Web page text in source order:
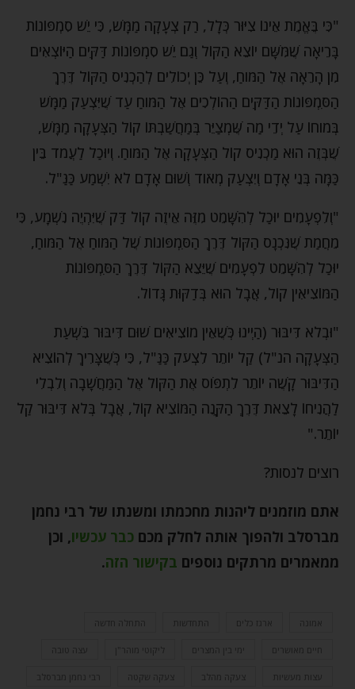
"כִּי בֶּאֱמֶת אֵינוֹ צִיּוּר כְּלָל, רַק צְעָקָה מַמָּשׁ, כִּי יֵשׁ סִמְפּוֹנוֹת
בָּרֵיאָה שֶׁמִּשָּׁם יוֹצֵא הַקּוֹל וְגַם יֵשׁ סִמְפּוֹנוֹת דַּקִּים הַיּוֹצְאִים
מִן הָרֵאָה אֶל הַמֹּוחַ, וְעַל כֵּן יְכוֹלִים לְהַכְנִיס הַקּוֹל דֶּרֶךְ
הַסִּמְפּוֹנוֹת הַדַּקִּים הַהוֹלְכִים אֶל הַמֹּוחַ עַד שֶׁיִּצְעַק מַמָּשׁ
בְּמֹוחוֹ עַל יְדֵי מַה שֶּׁמְצַיֵּר בְּמַחֲשַׁבְתּוֹ קוֹל הַצְּעָקָה מַמָּשׁ,
שֶׁבְּזֶה הוּא מַכְנִיס קוֹל הַצְּעָקָה אֶל הַמֹּוחַ. וְיוּכַל לַעֲמֹד בֵּין
כַּמָּה בְּנֵי אָדָם וְיִצְעַק מְאֹוד וְשׁוּם אָדָם לֹא יִשְׁמַע כַּנַּ"ל.
"וְלִפְעָמִים יוּכַל לְהִשָּׁמֵט מִזֶּה אֵיזֶה קוֹל דַּק שֶׁיִּהְיֶה נִשְׁמָע, כִּי
מֵחֲמַת שֶׁנִּכְנָס הַקּוֹל דֶּרֶךְ הַסִּמְפּוֹנוֹת שֶׁל הַמֹּוחַ אֶל הַמֹּוחַ,
יוּכַל לְהִשָּׁמֵט לִפְעָמִים שֶׁיֵּצֵא הַקּוֹל דֶּרֶךְ הַסִּמְפּוֹנוֹת
הַמּוֹצִיאִין קוֹל, אֲבָל הוּא בְּדַקּוּת גָּדוֹל.
"וּבְלֹא דִּיבּוּר (הַיְינוּ כְּשֶׁאֵין מוֹצִיאִים שׁוּם דִּיבּוּר בִּשְׁעַת
הַצְּעָקָה הנ"ל) קַל יוֹתֵר לִצְעֹק כַּנַּ"ל, כִּי כְּשֶׁצָּרִיךְ לְהוֹצִיא
הַדִּיבּוּר קָשֶׁה יוֹתֵר לִתְפֹּוס אֶת הַקּוֹל אֶל הַמַּחֲשָׁבָה וְלִבְלִי
לַהֲנִיחוֹ לָצֵאת דֶּרֶךְ הַקָּנֶה הַמּוֹצִיא קוֹל, אֲבָל בְּלֹא דִּיבּוּר קַל
יוֹתֵר."
רוצים לנסות?
אתם מוזמנים ליהנות מחכמתו ומשנתו של רבי נחמן
מברסלב ולהפוך אותה לחלק מכם כבר עכשיו, וכן
ממאמרים מרתקים נוספים בקישור הזה.
אמונה ארגז כלים התחדשות התחלה חדשה
חיים מאושרים ימי בין המצרים ליקוטי מוהר"ן עצה טובה
עצות מעשיות צעקה מהלב צעקה שקטה רבי נחמן מברסלב